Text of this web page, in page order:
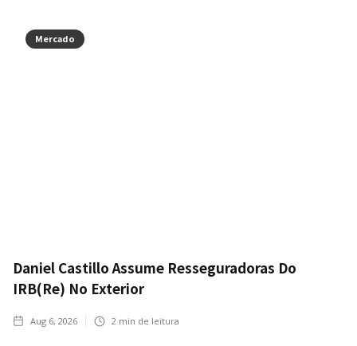
Mercado
Daniel Castillo Assume Resseguradoras Do
IRB(Re) No Exterior
Aug 6, 2026 2 min de leitura